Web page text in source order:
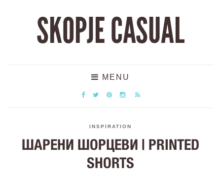
SKOPJE CASUAL
MENU
INSPIRATION
ШАРЕНИ ШОРЦЕВИ | PRINTED
SHORTS